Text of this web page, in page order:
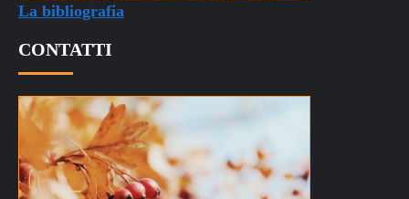
La bibliografia
CONTATTI